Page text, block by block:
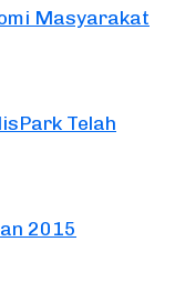
Masyarakat
Telah
2015